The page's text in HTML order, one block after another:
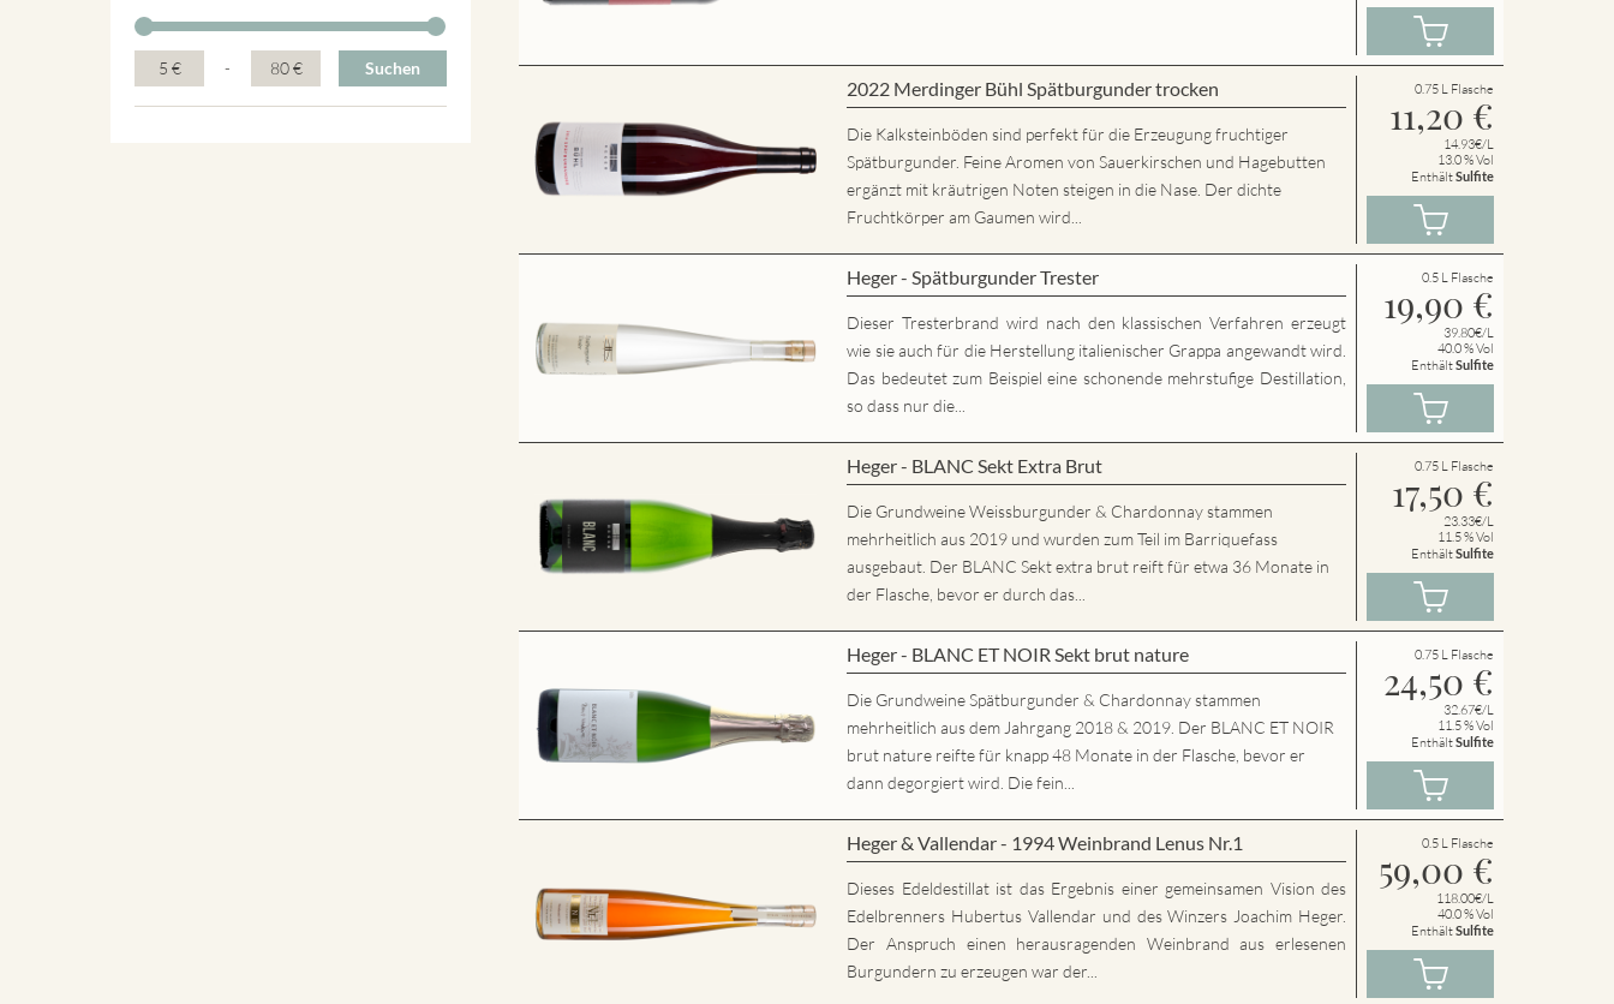
5 € - 80 € Suchen
2022 Merdinger Bühl Spätburgunder trocken
Die Kalksteinböden sind perfekt für die Erzeugung fruchtiger
Spätburgunder. Feine Aromen von Sauerkirschen und Hagebutten
ergänzt mit kräutrigen Noten steigen in die Nase. Der dichte
Fruchtkörper am Gaumen wird...
0.75 L Flasche
11,20 €
14.93€/L
13.0 % Vol
EnthältSulfite
Heger - Spätburgunder Trester
Dieser Tresterbrand wird nach den klassischen Verfahren erzeugt
wie sie auch für die Herstellung italienischer Grappa angewandt wird.
Das bedeutet zum Beispiel eine schonende mehrstufige Destillation,
so dass nur die...
0.5 L Flasche
19,90 €
39.80€/L
40.0 % Vol
EnthältSulfite
Heger - BLANC Sekt Extra Brut
Die Grundweine Weissburgunder & Chardonnay stammen
mehrheitlich aus 2019 und wurden zum Teil im Barriquefass
ausgebaut. Der BLANC Sekt extra brut reift für etwa 36 Monate in
der Flasche, bevor er durch das...
0.75 L Flasche
17,50 €
23.33€/L
11.5 % Vol
EnthältSulfite
Heger - BLANC ET NOIR Sekt brut nature
Die Grundweine Spätburgunder & Chardonnay stammen
mehrheitlich aus dem Jahrgang 2018 & 2019. Der BLANC ET NOIR
brut nature reifte für knapp 48 Monate in der Flasche, bevor er
dann degorgiert wird. Die fein...
0.75 L Flasche
24,50 €
32.67€/L
11.5 % Vol
EnthältSulfite
Heger & Vallendar - 1994 Weinbrand Lenus Nr.1
Dieses Edeldestillat ist das Ergebnis einer gemeinsamen Vision des
Edelbrenners Hubertus Vallendar und des Winzers Joachim Heger.
Der Anspruch einen herausragenden Weinbrand aus erlesenen
Burgundern zu erzeugen war der...
0.5 L Flasche
59,00 €
118.00€/L
40.0 % Vol
EnthältSulfite